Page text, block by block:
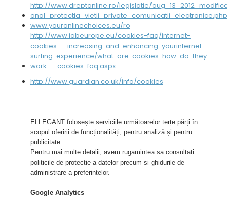
http://www.dreptonline.ro/legislatie/
onal_protectia_vietii_private_comunicatii_electronice.php
www.youronlinechoices.eu/ro
http://www.iabeurope.eu/cookies-faq/internet-
cookies---increasing-and-enhancing-yourinternet-
surfing-experience/what-are-cookies-how-do-they-
work---cookies-faq.aspx
http://www.guardian.co.uk/info/cookies
ELLEGANT folosește serviciile următoarelor terțe părți în
scopul oferirii de funcționalități, pentru analiză și pentru
publicitate.
Pentru mai multe detalii, avem rugamintea sa consultati
politicile de protectie a datelor precum si ghidurile de
administrare a preferintelor.
Google Analytics